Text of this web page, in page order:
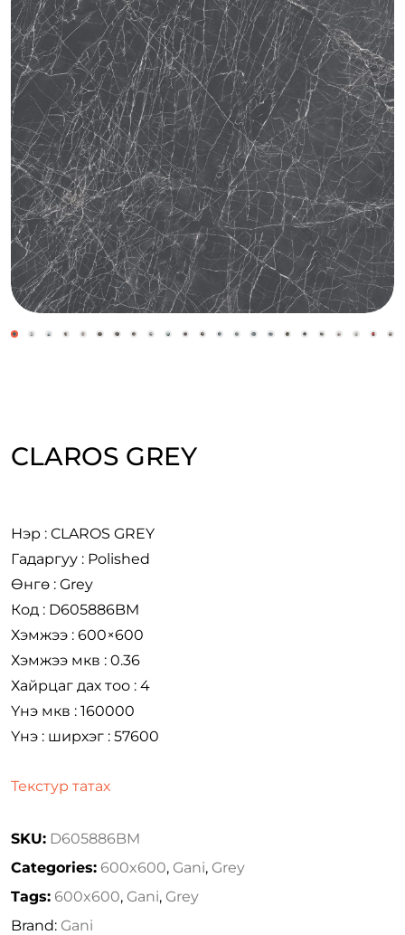
CLAROS GREY
Нэр : CLAROS GREY
Гадаргуу : Polished
Өнгө : Grey
Код : D605886BM
Хэмжээ : 600×600
Хэмжээ мкв : 0.36
Хайрцаг дах тоо : 4
Үнэ мкв : 160000
Үнэ : ширхэг : 57600
Текстур татах
SKU: D605886BM
Categories: 600x600, Gani, Grey
Tags: 600x600, Gani, Grey
Brand: Gani